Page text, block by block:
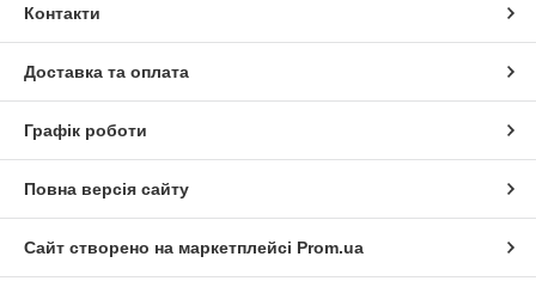
Контакти
Доставка та оплата
Графік роботи
Повна версія сайту
Сайт створено на маркетплейсі Prom.ua